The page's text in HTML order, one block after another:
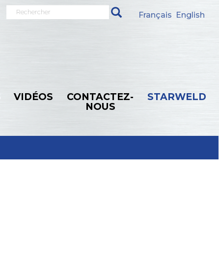
Français English
Rechercher
VIDÉOS
CONTACTEZ-
NOUS
STARWELD